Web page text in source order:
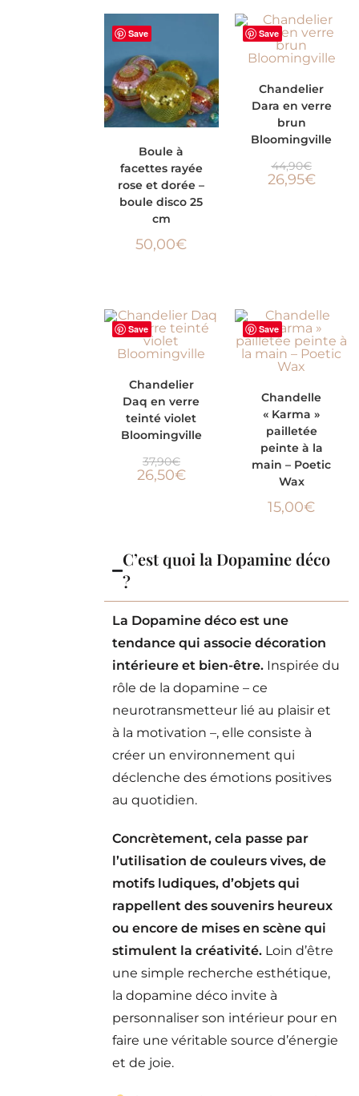
Save
PANIER
Boule à
facettes rayée
rose et dorée –
boule disco 25
cm
50,00€
Save
PANIER
Chandelier
Dara en verre
brun
Bloomingville
44,90€
26,95€
Save
PANIER
Chandelier
Daq en verre
teinté violet
Bloomingville
37,90€
26,50€
Save
PANIER
Chandelle
« Karma »
pailletée
peinte à la
main – Poetic
Wax
15,00€
C’est quoi la Dopamine déco
?
La Dopamine déco est une
tendance qui associe décoration
intérieure et bien-être. Inspirée du
rôle de la dopamine – ce
neurotransmetteur lié au plaisir et
à la motivation –, elle consiste à
créer un environnement qui
déclenche des émotions positives
au quotidien.
Concrètement, cela passe par
l’utilisation de couleurs vives, de
motifs ludiques, d’objets qui
rappellent des souvenirs heureux
ou encore de mises en scène qui
stimulent la créativité. Loin d’être
une simple recherche esthétique,
la dopamine déco invite à
personnaliser son intérieur pour en
faire une véritable source d’énergie
et de joie.